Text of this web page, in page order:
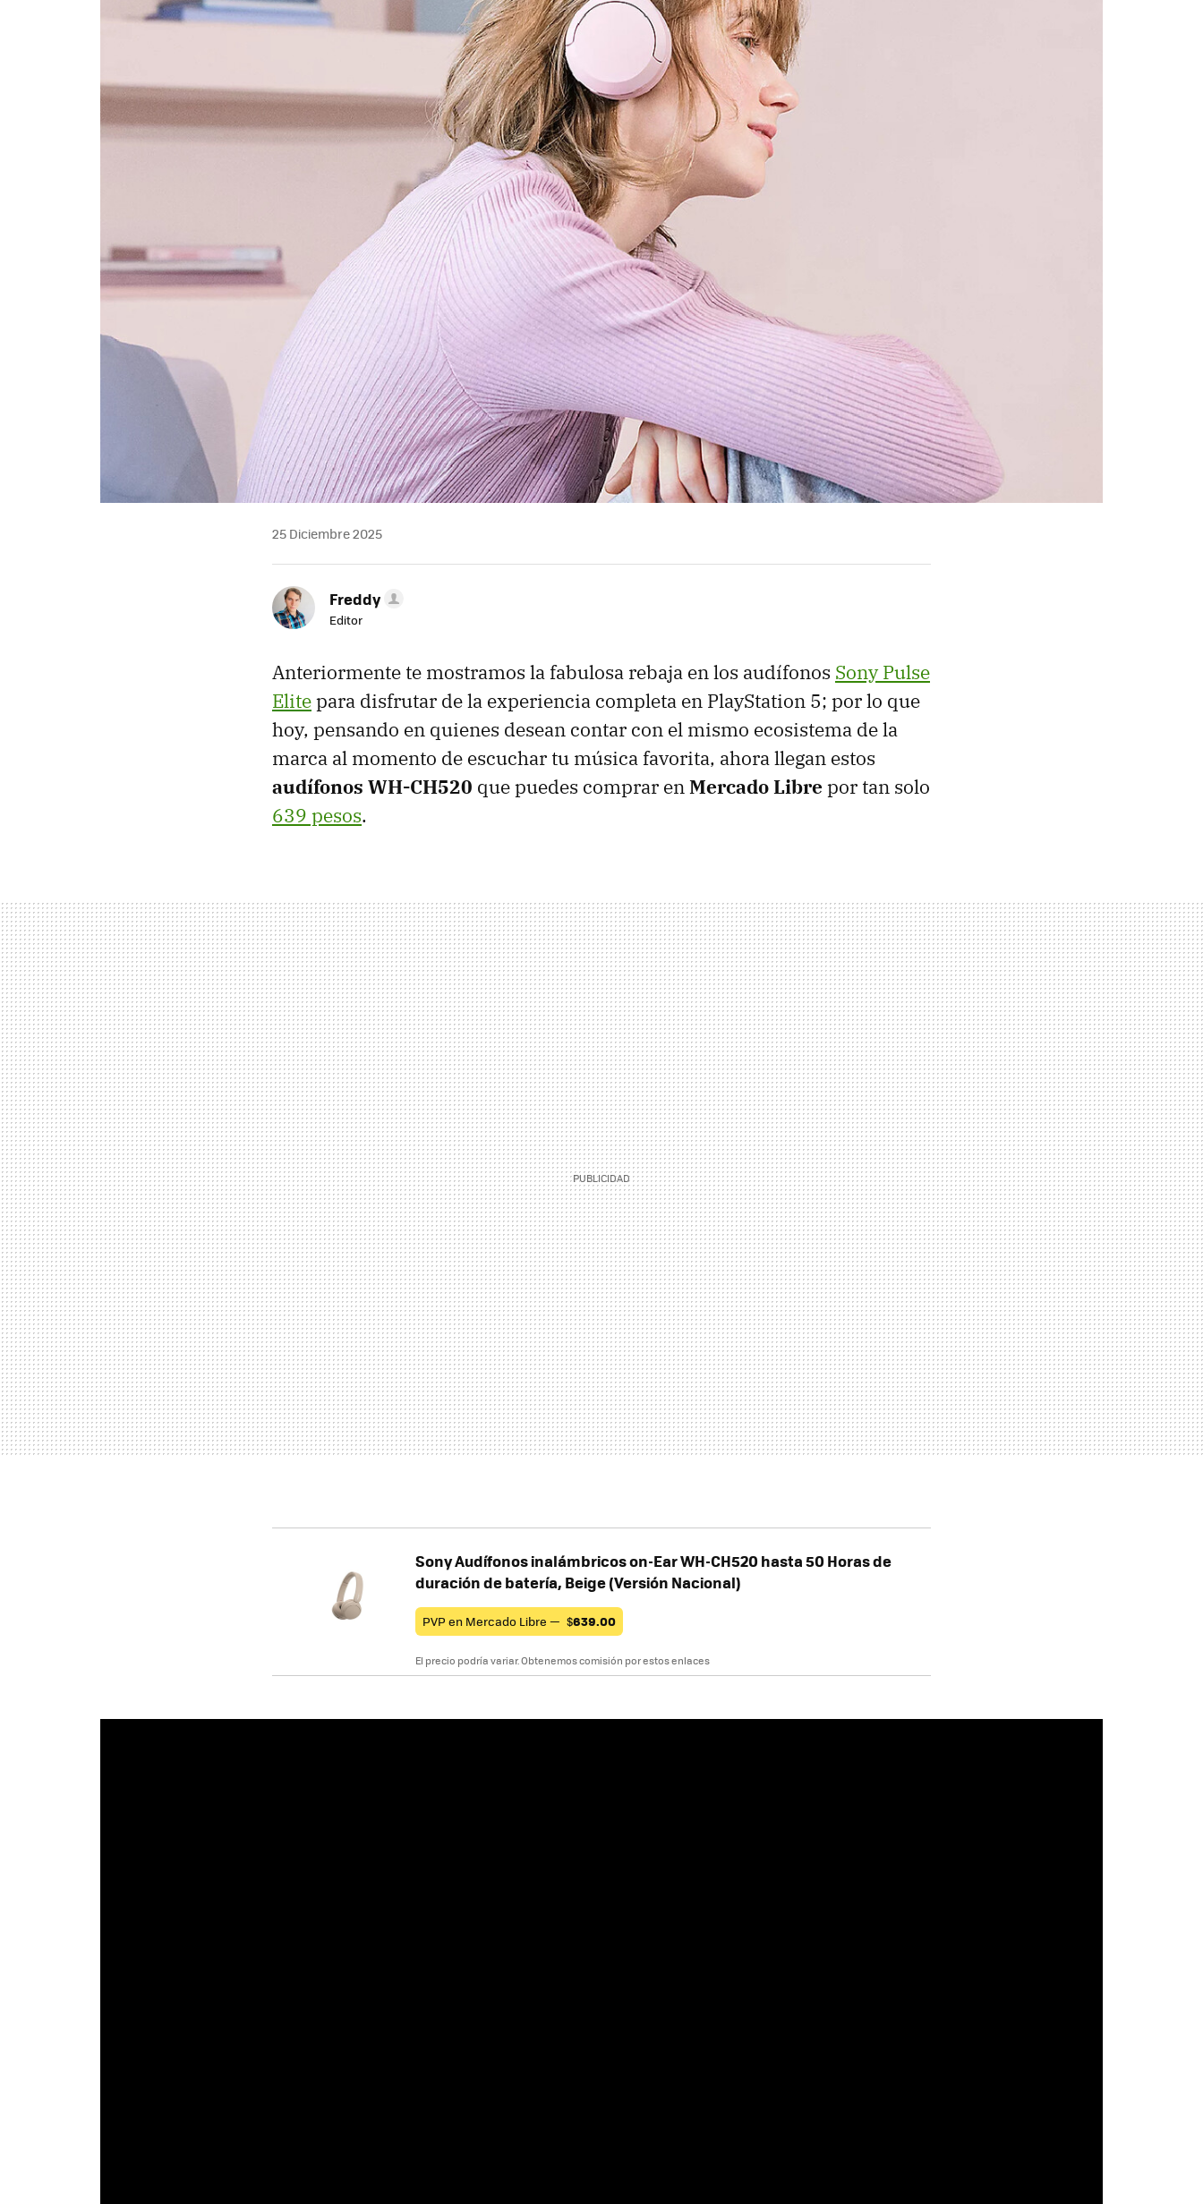
25 Diciembre 2025
Freddy
Editor
Anteriormente te mostramos la fabulosa rebaja en los audífonos Sony Pulse
Elitepara disfrutar de la experiencia completa en PlayStation 5; por lo que
hoy, pensando en quienes desean contar con el mismo ecosistema de la
marca al momento de escuchar tu música favorita, ahora llegan estos
audífonos WH-CH520 que puedes comprar enMercado Libre por tan solo
639 pesos.
Sony Audífonos inalámbricos on-Ear WH-CH520 hasta 50 Horas de
duración de batería, Beige (Versión Nacional)
PVP en Mercado Libre — $639.00
El precio podría variar. Obtenemos comisión por estos enlaces